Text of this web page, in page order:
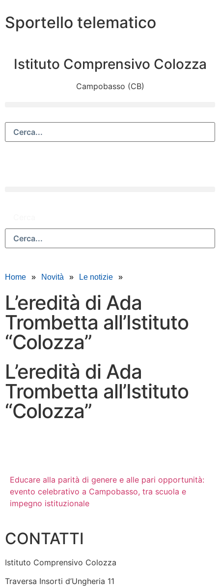
Sportello telematico
Istituto Comprensivo Colozza
Campobasso (CB)
Home Novità Le notizie
L’eredità di Ada
Trombetta all’Istituto
“Colozza”
L’eredità di Ada
Trombetta all’Istituto
“Colozza”
Educare alla parità di genere e alle pari opportunità:
evento celebrativo a Campobasso, tra scuola e
impegno istituzionale
CONTATTI
Istituto Comprensivo Colozza
Traversa Insorti d’Ungheria 11